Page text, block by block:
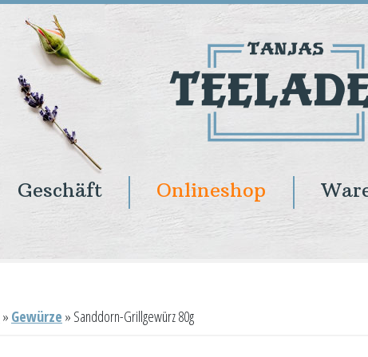
Geschäft Onlineshop
» Gewürze » Sanddorn-Grillgewürz 80g